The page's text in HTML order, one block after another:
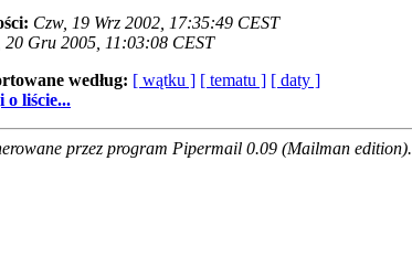
Czw, 19 Wrz 2002, 17:35:49 CEST
20 Gru 2005, 11:03:08 CEST
według: [ wątku ] [ tematu ] [ daty ]
o liście...
przez program Pipermail 0.09 (Mailman edition).